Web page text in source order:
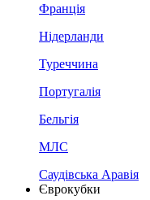
Франція
Нідерланди
Туреччина
Португалія
Бельгія
МЛС
Саудівська Аравія
Єврокубки